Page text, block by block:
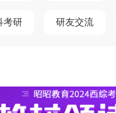
考研 研友交流